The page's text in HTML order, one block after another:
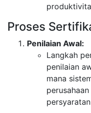
Proses
Penilaian Awal:
Langkah
penilaian
mana